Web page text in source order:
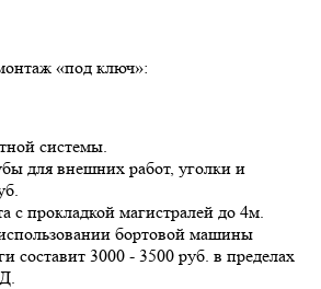
«под ключ»:
системы.
для внешних работ, уголки и
с прокладкой магистралей до 4м.
бортовой машины
составит 3000 - 3500 руб. в пределах